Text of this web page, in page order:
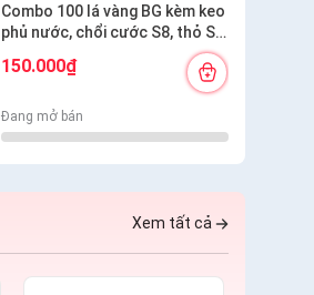
Combo 100 lá vàng BG kèm keo
phủ nước, chổi cước S8, thỏ S8,
150.000₫
Đang mở bán
Xem tất cả